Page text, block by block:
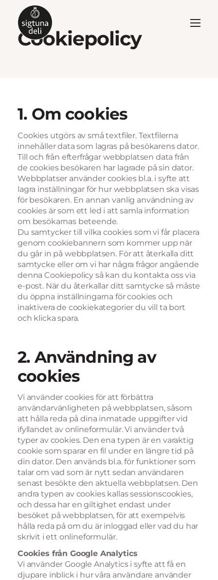
Cookiepolicy
1. Om cookies
Cookies utgörs av små textfiler. Textfilerna
innehåller data som lagras på besökarens dator.
Till och från efterfrågar webbplatsen data från
de cookies besökaren har lagrade på sin dator.
Webbplatser använder cookies bl.a. i syfte att
lagra inställningar för hur webbplatsen ska visas
för besökaren. En annan vanlig användning av
cookies är som ett led i att samla information
om besökarnas beteende.
Du samtycker till vilka cookies som vi får placera
genom cookiebannern som kommer upp när
du går in på webbplatsen. För att återkalla ditt
samtycke eller om vi har några frågor angående
denna Cookiepolicy så kan du kontakta oss via
e-post. När du återkallar ditt samtycke så måste
du öppna inställningarna för cookies och
inaktivera de cookiekategorier du vill ta bort
och klicka spara.
2. Användning av
cookies
Vi använder cookies för att förbättra
användarvänligheten på webbplatsen, såsom
att hålla reda på dina inmatade uppgifter vid
ifyllandet av onlineformulär. Vi använder två
typer av cookies. Den ena typen är en varaktig
cookie som sparar en fil under en längre tid på
din dator. Den används bl.a. för funktioner som
talar om vad som är nytt sedan användaren
senast besökte den aktuella webbplatsen. Den
andra typen av cookies kallas sessionscookies,
och dessa har en giltighet endast under
besöket på webbplatsen, för att exempelvis
hålla reda på om du är inloggad eller vad du har
skrivit i ett onlineformulär.
Cookies från Google Analytics
Vi använder Google Analytics i syfte att få en
djupare inblick i hur våra användare använder